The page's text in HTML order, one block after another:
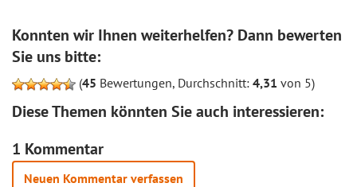
Konnten wir Ihnen weiterhelfen? Dann bewerten
Sie uns bitte:
(45 Bewertungen, Durchschnitt: 4,31 von 5)
Diese Themen könnten Sie auch interessieren:
1 Kommentar
Neuen Kommentar verfassen